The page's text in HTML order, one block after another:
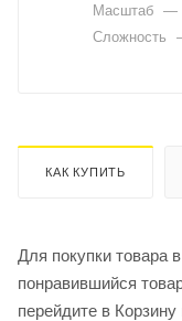
Масштаб —
Сложность
КАК КУПИТЬ
Для покупки товара
понравившийся
перейдите в